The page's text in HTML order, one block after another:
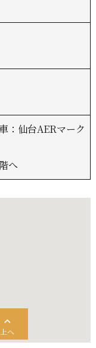
：仙台AERマーク
へ

上へ